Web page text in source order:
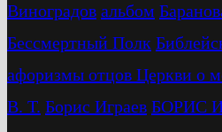
Виноградов альбом
Бессмертный Полк
афоризмы отцов Церкви о
В. Т. Бориc Играев БОРИС